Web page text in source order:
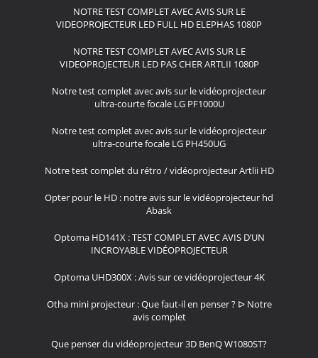
NOTRE TEST COMPLET AVEC AVIS SUR LE
VIDEOPROJECTEUR LED FULL HD ELEPHAS 1080P
NOTRE TEST COMPLET AVEC AVIS SUR LE
VIDEOPROJECTEUR LED PAS CHER ARTLII 1080P
Notre test complet avec avis sur le vidéoprojecteur
ultra-courte focale LG PF1000U
Notre test complet avec avis sur le vidéoprojecteur
ultra-courte focale LG PH450UG
Notre test complet du rétro / vidéoprojecteur Artlii HD
Opter pour le HD : notre avis sur le vidéoprojecteur hd
Abask
Optoma HD141X : TEST COMPLET AVEC AVIS D’UN
INCROYABLE VIDÉOPROJECTEUR
Optoma UHD300X : Avis sur ce vidéoprojecteur 4K
Otha mini projecteur : Que faut-il en penser ? ᐅ Notre
avis complet
Que penser du vidéoprojecteur 3D BenQ W1080ST?